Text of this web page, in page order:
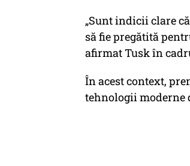
„Sunt indicii clare
să fie pregătită
afirmat Tusk în
În acest context,
tehnologii moderne